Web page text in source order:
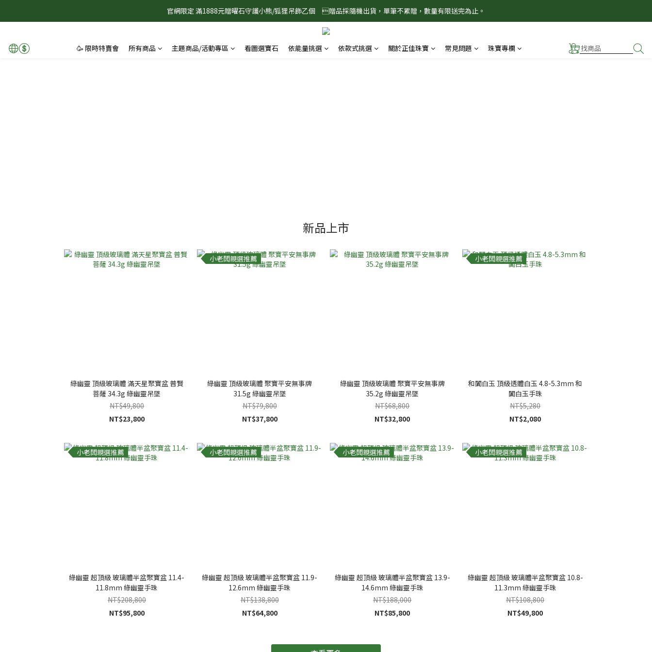
8/1-8/31 淨心護運 全館8折起 記得將商品加入購物車查看最終折扣金額！
官網限定 滿1888元贈曜石守護小熊/狐狸吊飾乙個　贈品採隨機出貨，單筆不累贈，數量有限送完為止。
8/1-8/31 淨心護運 全館8折起 記得將商品加入購物車查看最終折扣金額！
🥳 限時特賣會
所有商品 主題商品/活動專區 看圖選寶石 依能量挑選 依款式挑選 關於正佳珠寶 常見問題 珠寶專欄
新品上市
綠幽靈 頂級玻璃體 滿天星聚寶盆 普賢
菩薩 34.3g 綠幽靈吊墜
NT$49,800
NT$23,800
小老闆親選推薦
綠幽靈 頂級玻璃體 聚寶平安無事牌
31.5g 綠幽靈吊墜
NT$79,800
NT$37,800
綠幽靈 頂級玻璃體 聚寶平安無事牌
35.2g 綠幽靈吊墜
NT$68,800
NT$32,800
小老闆親選推薦
和闐白玉 頂級透體白玉 4.8-5.3mm 和
闐白玉手珠
NT$5,280
NT$2,080
小老闆親選推薦
綠幽靈 超頂級 玻璃體半盆聚寶盆 11.4-
11.8mm 綠幽靈手珠
NT$208,800
NT$95,800
小老闆親選推薦
綠幽靈 超頂級 玻璃體半盆聚寶盆 11.9-
12.6mm 綠幽靈手珠
NT$138,800
NT$64,800
小老闆親選推薦
綠幽靈 超頂級 玻璃體半盆聚寶盆 13.9-
14.6mm 綠幽靈手珠
NT$188,000
NT$85,800
小老闆親選推薦
綠幽靈 超頂級 玻璃體半盆聚寶盆 10.8-
11.3mm 綠幽靈手珠
NT$108,800
NT$49,800